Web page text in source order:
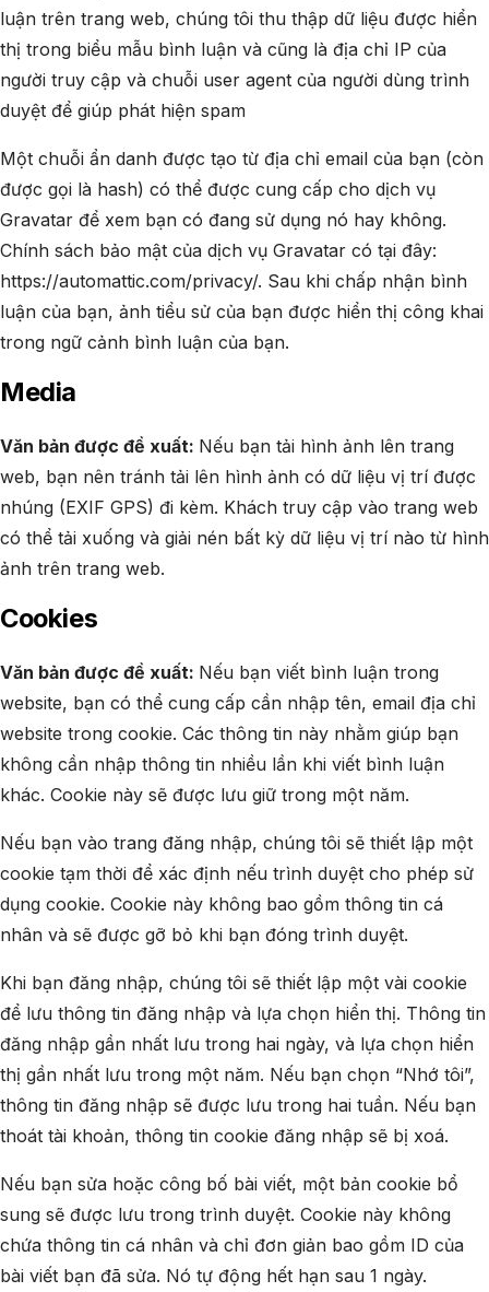
luận trên trang web, chúng tôi thu thập dữ liệu được hiển
thị trong biểu mẫu bình luận và cũng là địa chỉ IP của
người truy cập và chuỗi user agent của người dùng trình
duyệt để giúp phát hiện spam
Một chuỗi ẩn danh được tạo từ địa chỉ email của bạn (còn
được gọi là hash) có thể được cung cấp cho dịch vụ
Gravatar để xem bạn có đang sử dụng nó hay không.
Chính sách bảo mật của dịch vụ Gravatar có tại đây:
https://automattic.com/privacy/. Sau khi chấp nhận bình
luận của bạn, ảnh tiểu sử của bạn được hiển thị công khai
trong ngữ cảnh bình luận của bạn.
Media
Văn bản được đề xuất: Nếu bạn tải hình ảnh lên trang
web, bạn nên tránh tải lên hình ảnh có dữ liệu vị trí được
nhúng (EXIF GPS) đi kèm. Khách truy cập vào trang web
có thể tải xuống và giải nén bất kỳ dữ liệu vị trí nào từ hình
ảnh trên trang web.
Cookies
Văn bản được đề xuất: Nếu bạn viết bình luận trong
website, bạn có thể cung cấp cần nhập tên, email địa chỉ
website trong cookie. Các thông tin này nhằm giúp bạn
không cần nhập thông tin nhiều lần khi viết bình luận
khác. Cookie này sẽ được lưu giữ trong một năm.
Nếu bạn vào trang đăng nhập, chúng tôi sẽ thiết lập một
cookie tạm thời để xác định nếu trình duyệt cho phép sử
dụng cookie. Cookie này không bao gồm thông tin cá
nhân và sẽ được gỡ bỏ khi bạn đóng trình duyệt.
Khi bạn đăng nhập, chúng tôi sẽ thiết lập một vài cookie
để lưu thông tin đăng nhập và lựa chọn hiển thị. Thông tin
đăng nhập gần nhất lưu trong hai ngày, và lựa chọn hiển
thị gần nhất lưu trong một năm. Nếu bạn chọn “Nhớ tôi”,
thông tin đăng nhập sẽ được lưu trong hai tuần. Nếu bạn
thoát tài khoản, thông tin cookie đăng nhập sẽ bị xoá.
Nếu bạn sửa hoặc công bố bài viết, một bản cookie bổ
sung sẽ được lưu trong trình duyệt. Cookie này không
chứa thông tin cá nhân và chỉ đơn giản bao gồm ID của
bài viết bạn đã sửa. Nó tự động hết hạn sau 1 ngày.